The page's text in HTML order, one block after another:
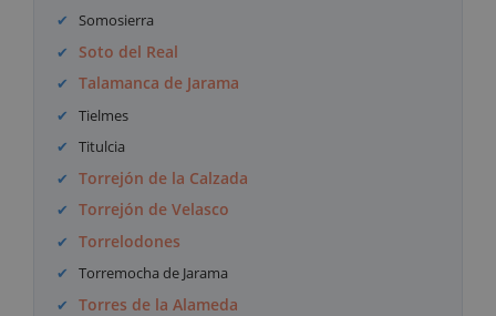
Somosierra
Soto del Real
Talamanca de Jarama
Tielmes
Titulcia
Torrejón de la Calzada
Torrejón de Velasco
Torrelodones
Torremocha de Jarama
Torres de la Alameda